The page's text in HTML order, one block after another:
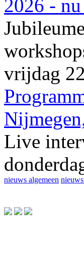
2026 -
vrijdag
Live
nieuws algemeen